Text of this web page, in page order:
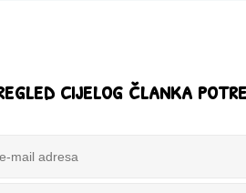
cijelog članka